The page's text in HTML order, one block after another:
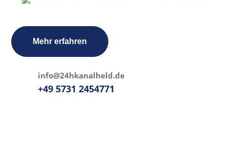
Mehr erfahren
info@24hkanalheld.de
+49 5731 2454771